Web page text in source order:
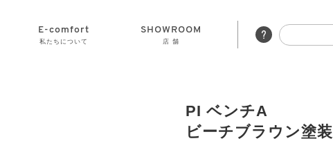
E-comfort
私たちについて
SHOWROOM
店 舗
PI ベンチA
ビーチブラウン塗装